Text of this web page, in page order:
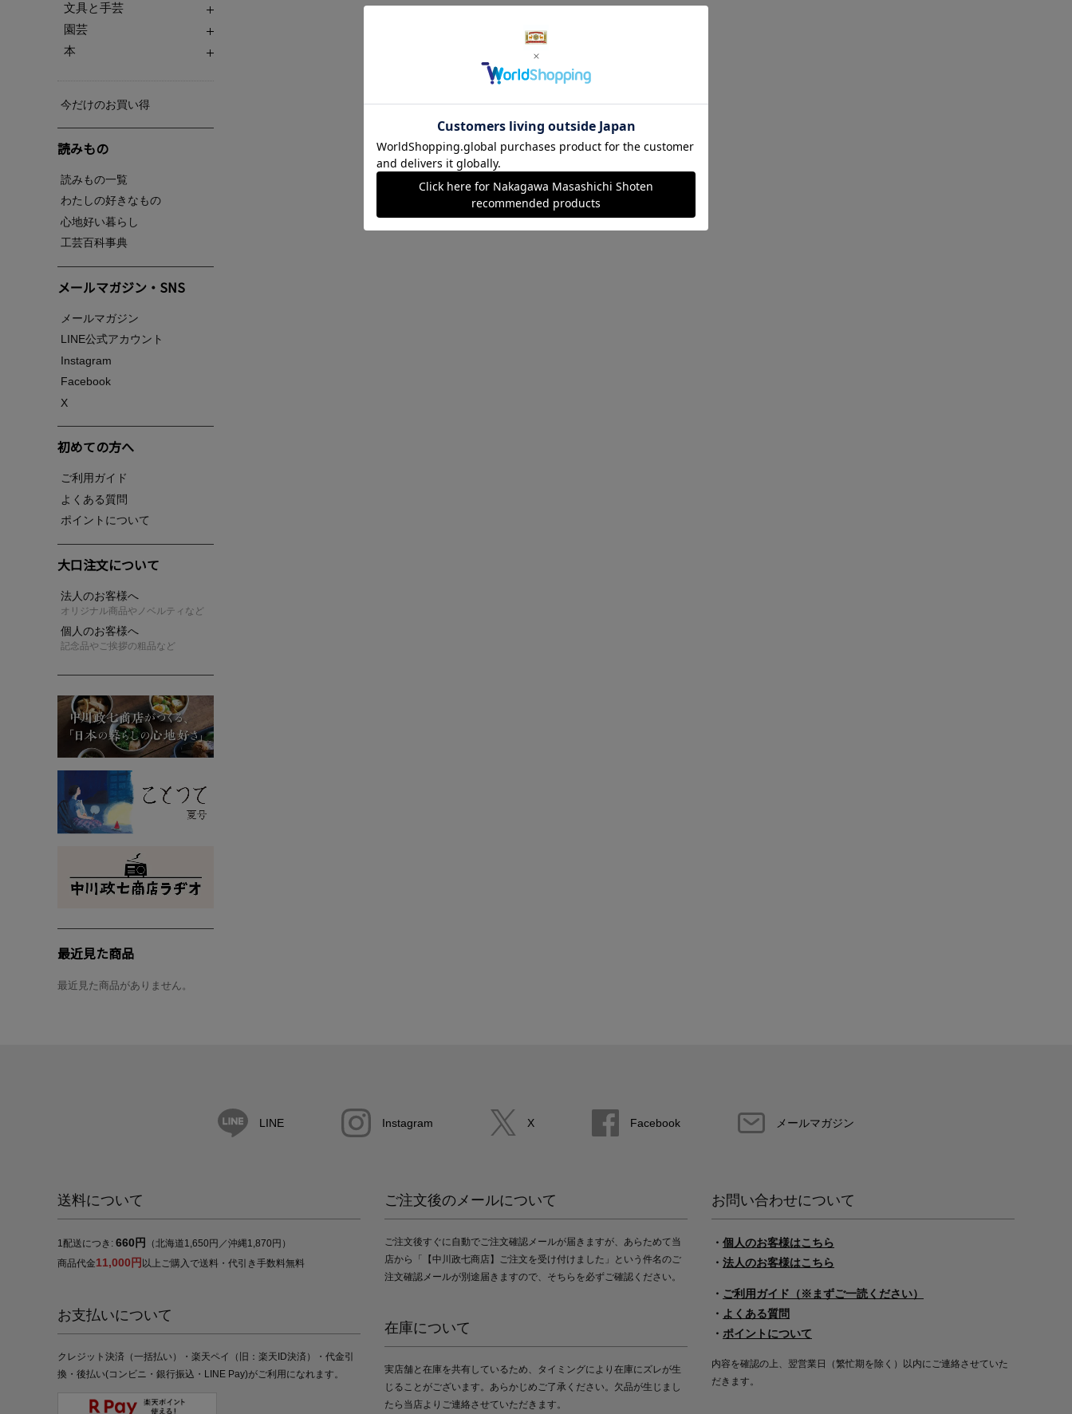
文具と手芸
園芸
本
今だけのお買い得
読みもの
読みもの一覧
わたしの好きなもの
心地好い暮らし
工芸百科事典
メールマガジン・SNS
メールマガジン
LINE公式アカウント
Instagram
Facebook
X
初めての方へ
ご利用ガイド
よくある質問
ポイントについて
大口注文について
法人のお客様へ
オリジナル商品やノベルティなど
個人のお客様へ
記念品やご挨拶の粗品など
最近見た商品
最近見た商品がありません。
LINE Instagram X Facebook メールマガジン
送料について
1配送につき: 660円
（北海道1,650円／沖縄1,870円）
商品代金11,000円 以上ご購入で送料・代引き手数料無料
お支払いについて
クレジット決済（一括払い）・楽天ペイ（旧：楽天ID決済）・代金引
換・後払い(コンビニ・銀行振込・LINE Pay)がご利用になれます。
ご注文後のメールについて
ご注文後すぐに自動でご注文確認メールが届きますが、あらためて当
店から「【中川政七商店】ご注文を受け付けました」という件名のご
注文確認メールが別途届きますので、そちらを必ずご確認ください。
在庫について
実店舗と在庫を共有しているため、タイミングにより在庫にズレが生
じることがございます。あらかじめご了承ください。欠品が生じまし
たら当店よりご連絡させていただきます。
お問い合わせについて
・ 個人のお客様はこちら
・ 法人のお客様はこちら
・ ご利用ガイド（※まずご一読ください）
・ よくある質問
・ ポイントについて
内容を確認の上、翌営業日（繁忙期を除く）以内にご連絡させていた
だきます。